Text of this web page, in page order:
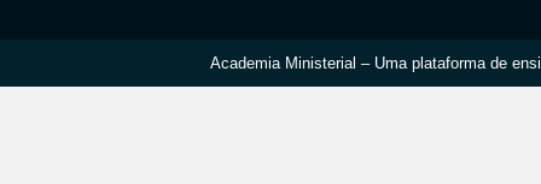
Academia Ministerial – Uma plataforma de